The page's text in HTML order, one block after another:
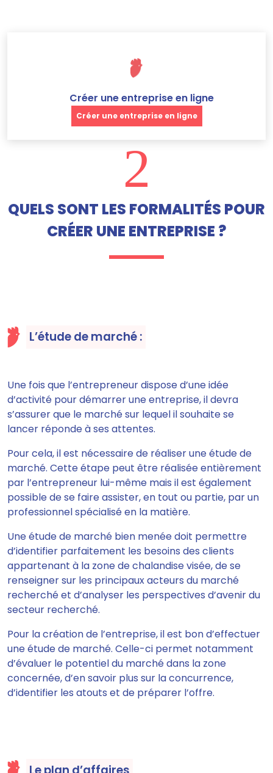
Créer une entreprise en ligne
Créer une entreprise en ligne
2
QUELS SONT LES FORMALITÉS POUR
CRÉER UNE ENTREPRISE ?
L’étude de marché :
Une fois que l’entrepreneur dispose d’une idée
d’activité pour démarrer une entreprise, il devra
s’assurer que le marché sur lequel il souhaite se
lancer réponde à ses attentes.
Pour cela, il est nécessaire de réaliser une étude de
marché. Cette étape peut être réalisée entièrement
par l’entrepreneur lui-même mais il est également
possible de se faire assister,en tout ou partie, par un
professionnel spécialisé en la matière.
Une étude de marché bien menéedoit permettre
d’identifier parfaitement les besoins des clients
appartenant à la zone de chalandise visée, de se
renseigner sur les principaux acteurs du marché
recherchéet d’analyser les perspectives d’avenir du
secteur recherché.
Pour la création de l’entreprise, il est bon d’effectuer
une étude de marché. Celle-ci permet notamment
d’évaluer le potentiel du marché dans la zone
concernée, d’en savoir plus sur la concurrence,
d’identifier les atouts et de préparer l’offre.